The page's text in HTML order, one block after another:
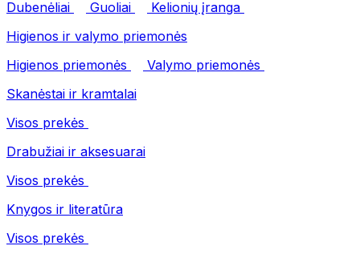
Dubenėliai
Guoliai
Kelionių įranga
Higienos ir valymo priemonės
Higienos priemonės
Valymo priemonės
Skanėstai ir kramtalai
Visos prekės
Drabužiai ir aksesuarai
Visos prekės
Knygos ir literatūra
Visos prekės